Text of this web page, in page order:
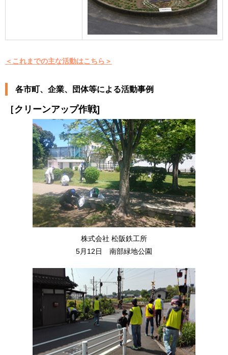
＜これまでの主な活動はこちら＞
各市町、企業、団体等による活動事例
［クリーンアップ作戦]
株式会社 松阪鉄工所
5月12日 南部緑地公園